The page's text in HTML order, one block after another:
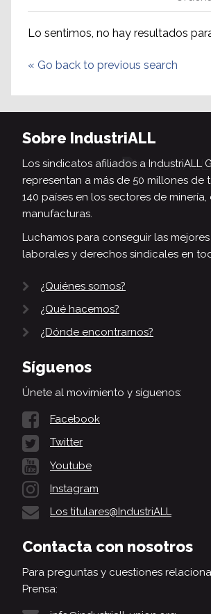
Lo sentimos, no hay resultados
« Go back to previous search
Sobre IndustriALL
Los sindicatos afiliados a IndustriALL
representan a más de 50 millones de
140 países en los sectores de minería,
manufacturas.
Luchamos para conseguir las
laborales y derechos sindicales en
¿Quiénes somos?
¿Qué hacemos?
¿Dónde encontrarnos?
Síguenos
Únete al movimiento y síguenos:
Facebook
Twitter
Youtube
Instagram
Los titulares@IndustriALL
Contacta con nosotros
Para preguntas y cuestiones
Prensa: